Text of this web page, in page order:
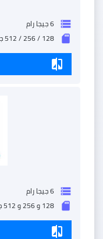
storage 6 جيجا رام
sd_storage 128 / 256 / 512 جيجا بايت
compare
storage 6 جيجا رام
sd_storage 128 و 256 و 512 جيجا بايت
compare